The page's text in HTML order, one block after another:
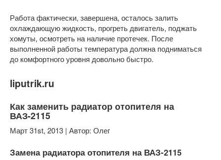
Работа фактически, завершена, осталось залить
охлаждающую жидкость, прогреть двигатель, поджать
хомуты, осмотреть на наличие протечек. После
выполненной работы температура должна подниматься
до комфортного уровня довольно быстро.
liputrik.ru
Как заменить радиатор отопителя на
ВАЗ-2115
Март 31st, 2013 | Автор: Олег
Замена радиатора отопителя на ВАЗ-2115